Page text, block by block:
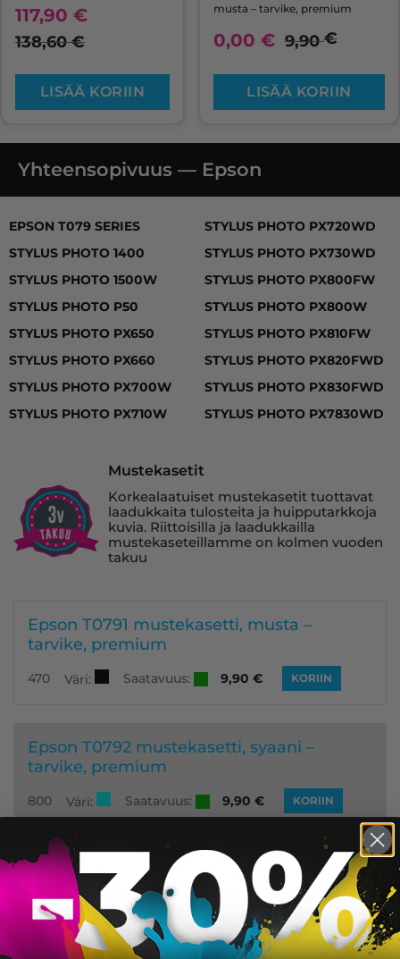
117,90 €
138,60€
LISÄÄ KORIIN
musta – tarvike, premium
0,00 € 9,90€
LISÄÄ KORIIN
Yhteensopivuus — Epson
EPSON T079 SERIES
STYLUS PHOTO 1400
STYLUS PHOTO 1500W
STYLUS PHOTO P50
STYLUS PHOTO PX650
STYLUS PHOTO PX660
STYLUS PHOTO PX700W
STYLUS PHOTO PX710W
STYLUS PHOTO PX720WD
STYLUS PHOTO PX730WD
STYLUS PHOTO PX800FW
STYLUS PHOTO PX800W
STYLUS PHOTO PX810FW
STYLUS PHOTO PX820FWD
STYLUS PHOTO PX830FWD
STYLUS PHOTO PX7830WD
Mustekasetit
Korkealaatuiset mustekasetit tuottavat
laadukkaita tulosteita ja huipputarkkoja
kuvia. Riittoisilla ja laadukkailla
mustekaseteillamme on kolmen vuoden
takuu
Epson T0791 mustekasetti, musta –
tarvike, premium
470 Väri: Saatavuus: 9,90 € KORIIN
Epson T0792 mustekasetti, syaani –
tarvike, premium
800 Väri: Saatavuus: 9,90 € KORIIN
Epson T0793 mustekasetti, magenta –
tarvike, premium
800 Väri: Saatavuus: 9,90€ KORIIN